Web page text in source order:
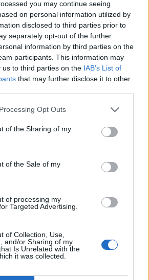
you may continue seeing
on personal information utilized by
disclosed to third parties prior to
separately opt-out of the further
information by third parties on the
participants. This information may
us to third parties on the IAB’s List of
that may further disclose it to other
Opt Outs
of the Sharing of my
of the Sale of my
of processing my
Targeted Advertising.
of Collection, Use,
and/or Sharing of my
Is Unrelated with the
it was collected.
4.3 2005
Gorilla bácsi
Csinicsapat akcióban